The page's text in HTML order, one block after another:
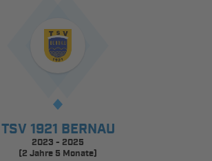
TSV 1921 BERNAU
2023 - 2025
(2 Jahre 5 Monate)